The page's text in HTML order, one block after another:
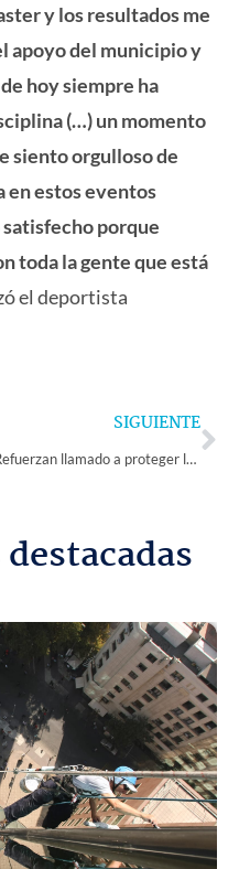
y los resultados me
apoyo del municipio y
hoy siempre ha
(…) un momento
siento orgulloso de
en estos eventos
porque
toda la gente que está
el deportista
SIGUIENTE
Refuerzan llamado a proteger la salud de recolectores de residuos domiciliaros